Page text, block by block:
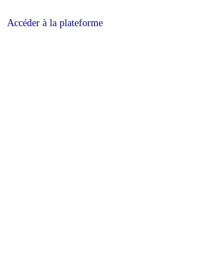
Accéder à la plateforme